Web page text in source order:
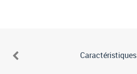
Caractéristiques